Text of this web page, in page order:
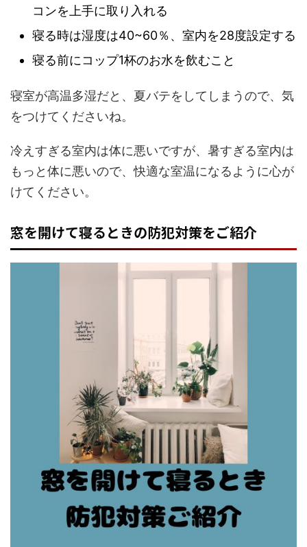
コンを上手に取り入れる
寝る時は湿度は40~60％、室内を28度設定する
寝る前にコップ1杯のお水を飲むこと
寝室が高温多湿だと、夏バテをしてしまうので、気
をつけてくださいね。
冷えすぎる室内は体に悪いですが、暑すぎる室内は
もっと体に悪いので、快適な室温になるように心が
けてください。
窓を開けて寝るときの防犯対策をご紹介